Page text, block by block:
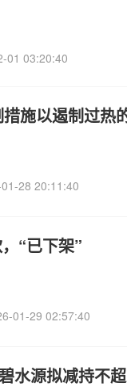
01 03:20:40
施以遏制过热
28 20:11:40
“已下架”
01-29 02:57:40
水源拟减持不